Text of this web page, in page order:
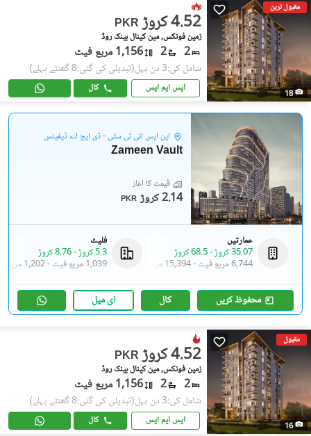
مقبول ترین
18
PKR 4.52 کروڑ
زمین فونکس, مین کینال بینک روڈ
2
2 1,156 مربع فیٹ
شامل کی:3 دن پہل (تبدیلی کی گئی:8 گھنٹے پہلے)
ایس ایم ایس کال
این ایس آئی ٹی سٹی - ڈی ایچ اے ڈیفینس
Zameen Vault
قیمت کا آغاز
PKR 2.14 کروڑ
عمارتیں
35.07 کروڑ
-68.5 کروڑ
6,744 مربع فیٹ
-15,394 مربع فیٹ
فلیٹ
5.3 کروڑ
-8.76 کروڑ
1,039 مربع فیٹ
-1,202 مربع فیٹ
محفوظ کریں کال ای میل
مقبول
16
PKR 4.52 کروڑ
زمین فونکس, مین کینال بینک روڈ
2
2 1,156 مربع فیٹ
شامل کی:3 دن پہل (تبدیلی کی گئی:8 گھنٹے پہلے)
ایس ایم ایس کال